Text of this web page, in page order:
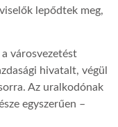
lepődtek meg,
városvezetést
hivatalt, végül
Az uralkodónak
egyszerűen –